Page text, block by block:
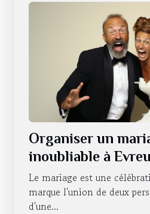
Organiser un
inoubliable à
photobooth
Le mariage est une
marque l'union de deux
d'une...